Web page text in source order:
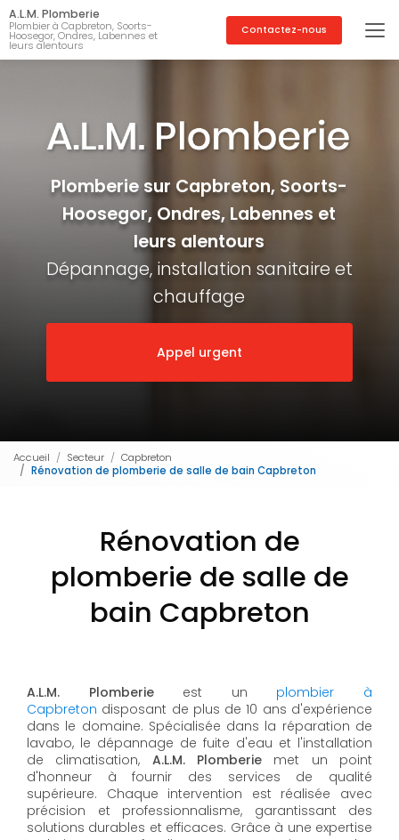
Aller
au
contenu
principal
A.L.M. Plomberie
Plombier à Capbreton, Soorts-
Hoosegor, Ondres, Labennes et
leurs alentours
Contactez-nous
Plomberie sur Capbreton, Soorts-
Hoosegor, Ondres, Labennes et
leurs alentours
Dépannage, installation sanitaire et
chauffage
Appel urgent
Accueil Secteur
Capbreton
Rénovation de plomberie de salle de bain Capbreton
Rénovation de
plomberie de salle de
bain Capbreton
A.L.M. Plomberieest un plombier à
Capbreton disposant de plus de 10 ans d'expérience
dans le domaine. Spécialisée dans la réparation de
lavabo, le dépannage de fuite d'eau et l'installation
de climatisation, A.L.M. Plomberie met un point
d'honneur à fournir des services de qualité
supérieure. Chaque intervention est réalisée avec
précision et professionnalisme, garantissant des
solutions durables et efficaces. Grâce à une expertise